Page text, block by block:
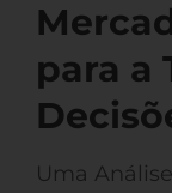
para a
Uma